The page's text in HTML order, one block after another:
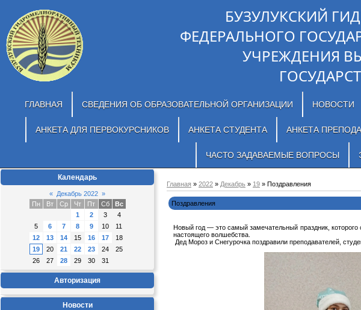
БУЗУЛУКСКИЙ
ФЕДЕРАЛЬНОГО
УЧРЕЖДЕНИЯ
ГЛАВНАЯ СВЕДЕНИЯ ОБ ОБРАЗОВАТЕЛЬНОЙ ОРГАНИЗАЦИИ НОВОСТИ
АНКЕТА ДЛЯ ПЕРВОКУРСНИКОВ АНКЕТА СТУДЕНТА АНКЕТА
ЧАСТО ЗАДАВАЕМЫЕ ВОПРОСЫ
Календарь
« Декабрь 2022 »
Пн
Вт Ср Чт Пт Сб
Вс
1
2 3
4
5
6 7 8 9 10
11
12
13 14 15 16 17
18
19
20 21 22 23 24
25
26
27 28 29 30 31
Авторизация
Новости
Главная » 2022 » Декабрь » 19 » Поздравления
Поздравления
Новый год — это самый замечательный праздник,
настоящего волшебства.
Дед Мороз и Снегурочка поздравили преподавателей,